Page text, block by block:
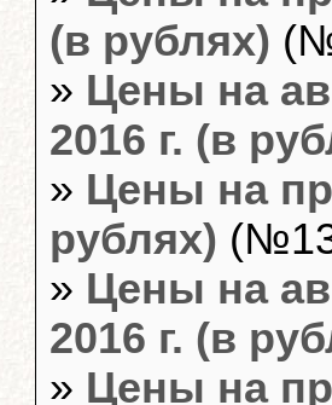
(в рублях)
» Цены на
2016 г. (в
» Цены на
рублях)
» Цены на
2016 г. (в
» Цены на